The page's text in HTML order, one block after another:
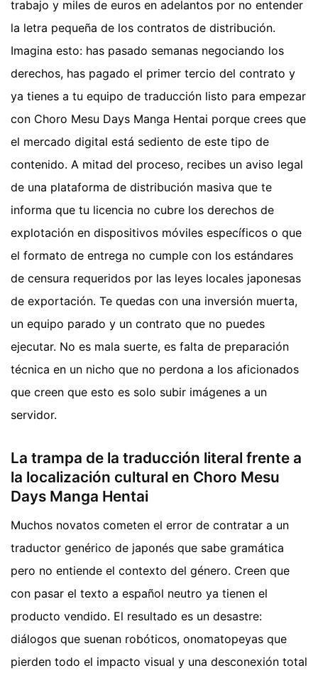
trabajo y miles de euros en adelantos por no entender
la letra pequeña de los contratos de distribución.
Imagina esto: has pasado semanas negociando los
derechos, has pagado el primer tercio del contrato y
ya tienes a tu equipo de traducción listo para empezar
con Choro Mesu Days Manga Hentai porque crees que
el mercado digital está sediento de este tipo de
contenido. A mitad del proceso, recibes un aviso legal
de una plataforma de distribución masiva que te
informa que tu licencia no cubre los derechos de
explotación en dispositivos móviles específicos o que
el formato de entrega no cumple con los estándares
de censura requeridos por las leyes locales japonesas
de exportación. Te quedas con una inversión muerta,
un equipo parado y un contrato que no puedes
ejecutar. No es mala suerte, es falta de preparación
técnica en un nicho que no perdona a los aficionados
que creen que esto es solo subir imágenes a un
servidor.
La trampa de la traducción literal frente a
la localización cultural en Choro Mesu
Days Manga Hentai
Muchos novatos cometen el error de contratar a un
traductor genérico de japonés que sabe gramática
pero no entiende el contexto del género. Creen que
con pasar el texto a español neutro ya tienen el
producto vendido. El resultado es un desastre:
diálogos que suenan robóticos, onomatopeyas que
pierden todo el impacto visual y una desconexión total